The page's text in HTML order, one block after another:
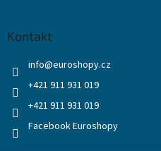
Kontakt
info@euroshopy.cz
+421 911 931 019
+421 911 931 019
Facebook Euroshopy